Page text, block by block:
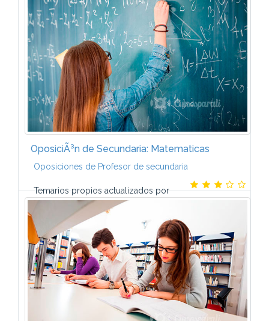
Las Cortes Generales.3. El Gobierno.4. La
OrganizaciÃ³n Territorial del Estado.
Municipio.Provincia.5. Principios de la ActuaciÃ³n...
OposiciÃ³n de Secundaria: Matematicas
Oposiciones de Profesor de secundaria
Temarios propios actualizados por
nuestro equipo de preparadores y adecuados a las
convocatorias correspondientes